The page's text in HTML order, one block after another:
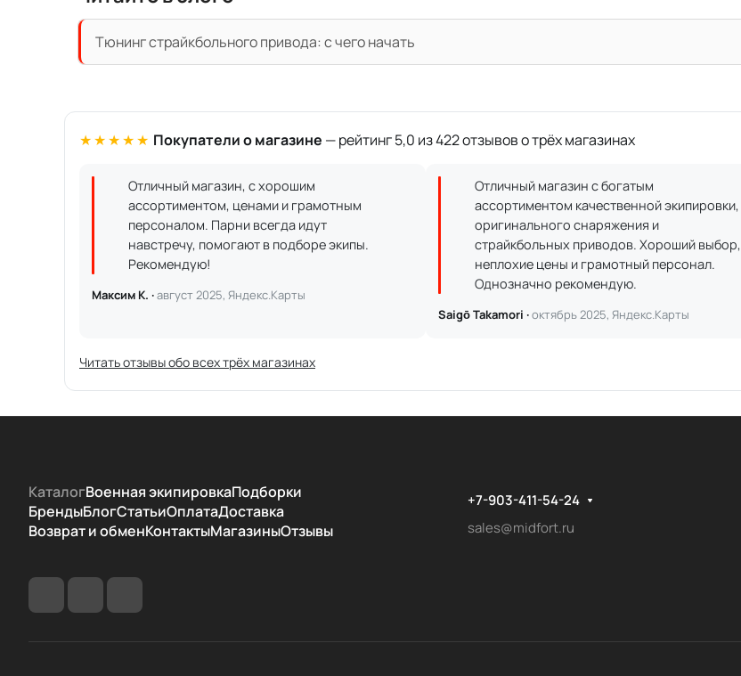
Тюнинг страйкбольного привода: с чего начать
★★★★★ Покупатели о магазине — рейтинг 5,0 из 422 отзывов о трёх магазинах
Отличный магазин, с хорошим
ассортиментом, ценами и грамотным
персоналом. Парни всегда идут
навстречу, помогают в подборе экипы.
Рекомендую!
Максим К. ·август 2025, Яндекс.Карты
Отличный магазин с богатым
ассортиментом качественной экипировки,
оригинального снаряжения и
страйкбольных приводов. Хороший выбор,
неплохие цены и грамотный персонал.
Однозначно рекомендую.
Saigō Takamori ·октябрь 2025, Яндекс.Карты
Читать отзывы обо всех трёх магазинах
КаталогВоенная экипировкаПодборки
БрендыБлогСтатьиОплатаДоставка
Возврат и обменКонтактыМагазиныОтзывы
+7-903-411-54-24
sales@midfort.ru